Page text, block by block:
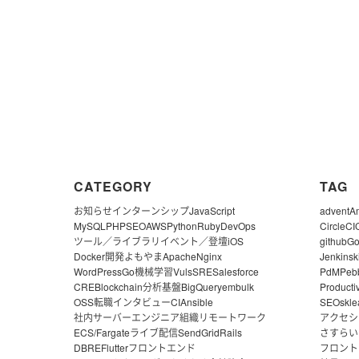
CATEGORY
お知らせインターンシップJavaScript
MySQL PHPSEOAWSPythonRubyDevOps
ツール／ライブラリイベント／登壇iOS
Docker開発よもやまApacheNginx
WordPressGo機械学習VulsSRESalesforce
CREBlockchain分析基盤BigQueryembulk
OSS転職インタビューCIAnsible
社内サーバーエンジニア組織リモートワーク
ECS/Fargateライブ配信SendGridRails
DBREFlutterフロントエンド
TAG
advent
CircleCI
githubGo
Jenkins
PdM
SEO
アクセ
さすら
フロン